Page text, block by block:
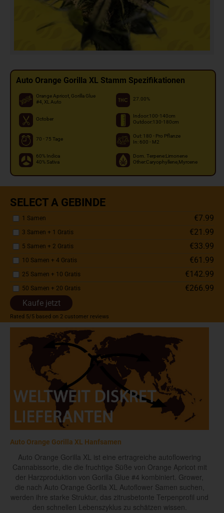
Auto Orange Gorilla XL Stamm Spezifikationen
Orange Apricot, Gorilla Glue
#4, XL Auto
27.00%
October
Indoor:100-140cm
Outdoor:130-180cm
70 - 75 Tage
Out: 180 - Pro Pflanze
In: 600 - M2
60% Indica
40% Sativa
Dom. Terpene:Limonene
Other:Caryophyllene,Myrcene
SELECT A GEBINDE
1 Samen €7.99
3 Samen + 1 Gratis €21.99
5 Samen + 2 Gratis €33.99
10 Samen + 4 Gratis €61.99
25 Samen + 10 Gratis €142.99
50 Samen + 20 Gratis
€266.99
Kaufe jetzt
Rated 5/5 based on 2 customer reviews
Auto Orange Gorilla XL Hanfsamen
Auto Orange Gorilla XL ist eine ertragreiche autoflowering
Cannabissorte, die die fruchtige Süße von Orange Apricot mit
der Harzproduktion von Gorilla Glue #4 kombiniert. Grower,
die nach Auto Orange Gorilla XL Autoflower Samen suchen,
werden ihre starke Struktur, das zitrusbetonte Terpenprofil und
den schnellen Lebenszyklus zu schätzen wissen.